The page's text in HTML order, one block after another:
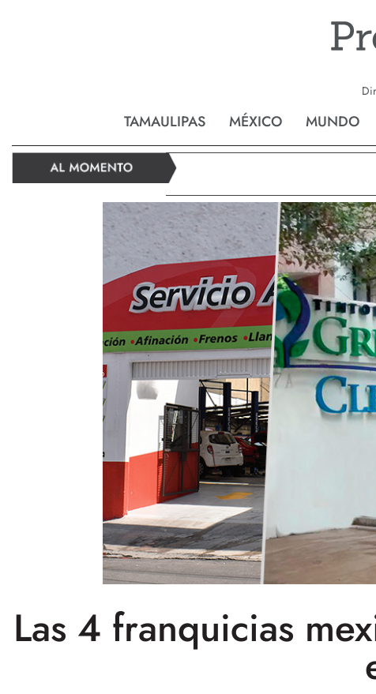
TAMAULIPAS MÉXICO MUNDO
Reynosa
Las 4 franquicias